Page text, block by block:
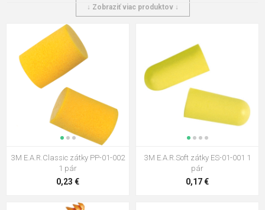
Cerva ED COMFORT PLUG CORDED s
3M 1271 Zátky so šnúrkou 1 pár
Cerva ED COMFORT PLUG ušné
zátky 250 párov
Cerva ED COMFORT PLUG CORDED
↓ Zobraziť viac produktov ↓
3M E.A.R.Classic zátky PP-01-002
1 pár
0,23 €
3M E.A.R.Soft zátky ES-01-001 1
pár
0,17 €